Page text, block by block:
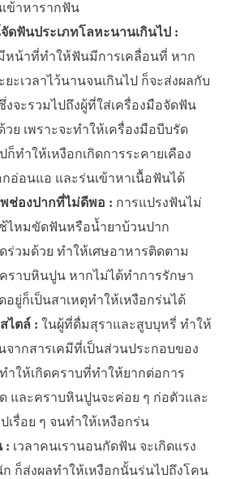
ข้าหารากฟัน
ดฟันประเภทโลหะนานเกินไป :
น้าที่ทำให้ฟันมีการเคลื่อนที่ หาก
ะเวลาไว้นานจนเกินไป ก็จะส่งผลกับ
งจะรวมไปถึงผู้ที่ใส่เครื่องมือจัดฟัน
ย เพราะจะทำให้เครื่องมือบีบรัด
ก็ทำให้เหงือกเกิดการระคายเคือง
กอ่อนแอ และร่นเข้าหาเนื้อฟันได้
ช่องปากที่ไม่ดีพอ : การแปรงฟันไม่
ไหมขัดฟันหรือน้ำยาบ้วนปาก
ร่วมด้วย ทำให้เศษอาหารติดตาม
ราบหินปูน หากไม่ได้ทำการรักษา
ยู่ก็เป็นสาเหตุทำให้เหงือกร่นได้
ไตล์ : ในผู้ที่ดื่มสุราและสูบบุหรี่ ทำให้
จากสารเคมีที่เป็นส่วนประกอบของ
ำให้เกิดคราบที่ทำให้ยากต่อการ
และคราบหินปูนจะค่อย ๆ ก่อตัวและ
เรื่อย ๆ จนทำให้เหงือกร่น
: เวลาคนเรานอนกัดฟัน จะเกิดแรง
ก ก็ส่งผลทำให้เหงือกนั้นร่นไปถึงโคน